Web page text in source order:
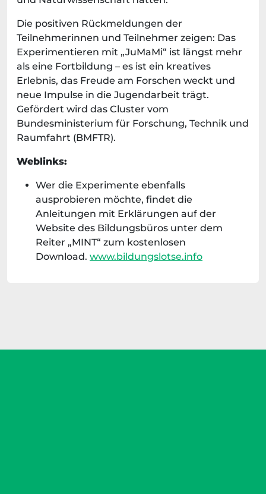
Die positiven Rückmeldungen der
Teilnehmerinnen und Teilnehmer zeigen: Das
Experimentieren mit „JuMaMi“ ist längst mehr
als eine Fortbildung – es ist ein kreatives
Erlebnis, das Freude am Forschen weckt und
neue Impulse in die Jugendarbeit trägt.
Gefördert wird das Cluster vom
Bundesministerium für Forschung, Technik und
Raumfahrt (BMFTR).
Weblinks:
Wer die Experimente ebenfalls
ausprobieren möchte, findet die
Anleitungen mit Erklärungen auf der
Website des Bildungsbüros unter dem
Reiter „MINT“ zum kostenlosen
Download. www.bildungslotse.info